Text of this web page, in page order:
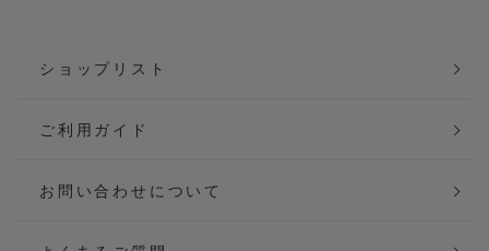
ショップリスト
ご利用ガイド
お問い合わせについて